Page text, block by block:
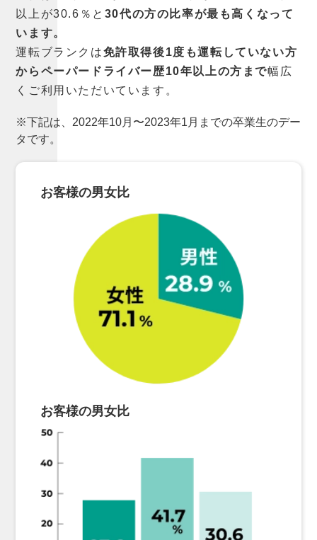
以上が30.6％と 30代の方の比率が最も高くなって
います。
運転ブランクは免許取得後1度も運転していない方
からペーパードライバー歴10年以上の方まで幅広
くご利用いただいています。
※下記は、2022年10月〜2023年1月までの卒業生のデー
タです。
お客様の男女比
お客様の男女比